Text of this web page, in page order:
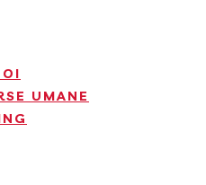
UMANE